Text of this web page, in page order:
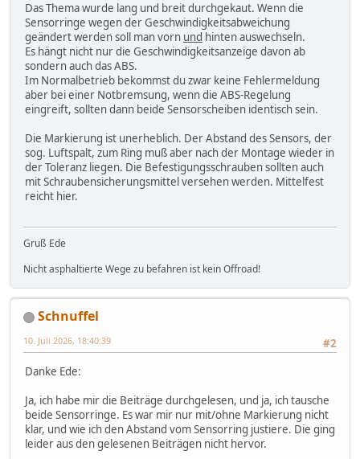
Das Thema wurde lang und breit durchgekaut. Wenn die
Sensorringe wegen der Geschwindigkeitsabweichung
geändert werden soll man vorn und hinten auswechseln.
Es hängt nicht nur die Geschwindigkeitsanzeige davon ab
sondern auch das ABS.
Im Normalbetrieb bekommst du zwar keine Fehlermeldung
aber bei einer Notbremsung, wenn die ABS-Regelung
eingreift, sollten dann beide Sensorscheiben identisch sein.
Die Markierung ist unerheblich. Der Abstand des Sensors, der
sog. Luftspalt, zum Ring muß aber nach der Montage wieder in
der Toleranz liegen. Die Befestigungsschrauben sollten auch
mit Schraubensicherungsmittel versehen werden. Mittelfest
reicht hier.
Gruß Ede
Nicht asphaltierte Wege zu befahren ist kein Offroad!
Schnuffel
#2
10. Juli 2026, 18:40:39
Danke Ede:
Ja, ich habe mir die Beiträge durchgelesen, und ja, ich tausche
beide Sensorringe. Es war mir nur mit/ohne Markierung nicht
klar, und wie ich den Abstand vom Sensorring justiere. Die ging
leider aus den gelesenen Beiträgen nicht hervor.